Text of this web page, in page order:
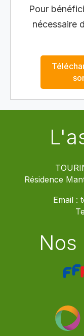
Pour
nécessaire
Résidence
Email :
Nos